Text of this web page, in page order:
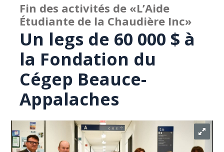
Fin des activités de «L’Aide
Étudiante de la Chaudière Inc»
Un legs de 60 000 $ à
la Fondation du
Cégep Beauce-
Appalaches